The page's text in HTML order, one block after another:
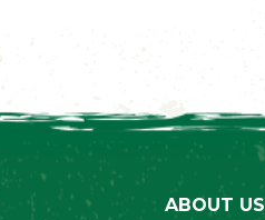
ABOUT US